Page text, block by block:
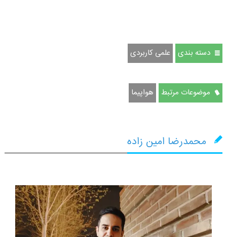
دسته بندی علمی کاربردی
موضوعات مرتبط هواپیما
محمدرضا امین زاده